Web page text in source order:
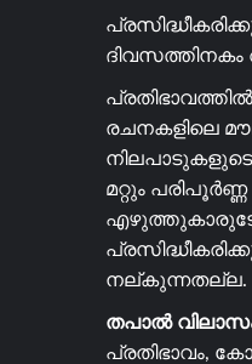
രചനകളിലെ
മറ്റും
നല്കുന്നതല്ല.
തപാൽ
പ്രതിഭാവം,